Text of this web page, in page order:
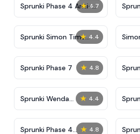
★ 4.7
Sprunki Phase 4 Anti-
Shifted
★ 4.4
Sprunki Simon Time
Phase 2
★ 4.8
Sprunki Phase 7
★ 4.4
Sprunki Wenda
Treatment Phase 40
★ 4.8
Sprunki Phase 4